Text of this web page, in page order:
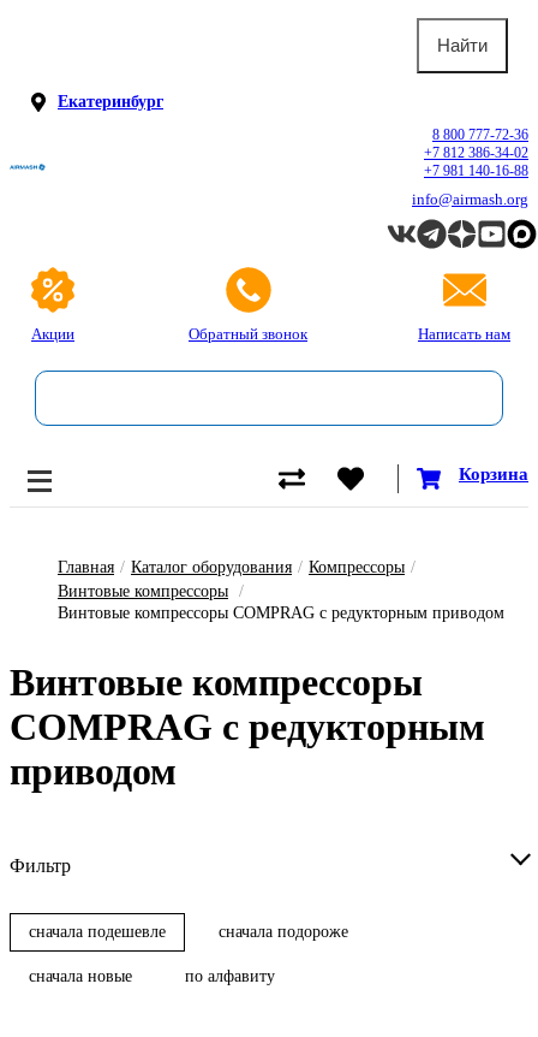
Екатеринбург
Акции Обратный звонок Написать нам
8 800 777-72-36
+7 812 386-34-02
+7 981 140-16-88
info@airmash.org
Корзина
Главная / Каталог оборудования / Компрессоры /
Винтовые компрессоры /
Винтовые компрессоры COMPRAG с редукторным приводом
Вин­то­вые ком­прес­со­ры
COMPRAG с ре­дук­торным
при­во­дом
Фильтр
сначала подешевле сначала подороже
сначала новые по алфавиту